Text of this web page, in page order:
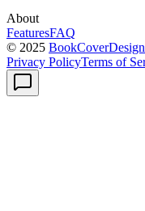
About
FeaturesFAQ
© 2025
Privacy PolicyTerms of